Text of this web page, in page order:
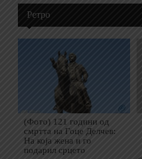
Ретро
(Фото) 121 години од
смртта на Гоце Делчев:
На која жена и го
подарил срцето